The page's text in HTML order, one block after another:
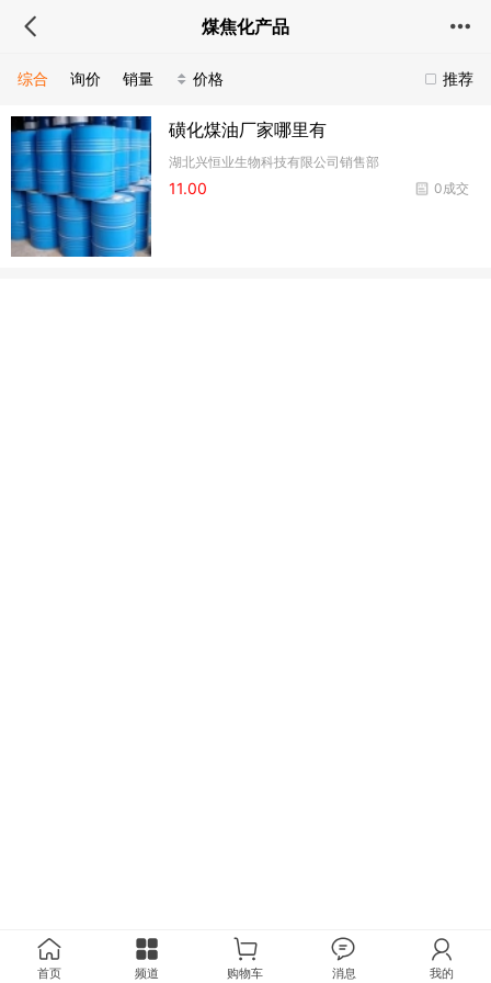
煤焦化产品
推荐
综合 询价 销量 价格
​磺化煤油厂家哪里有
湖北兴恒业生物科技有限公司销售部
0成交
11.00
首页 频道 购物车 消息 我的